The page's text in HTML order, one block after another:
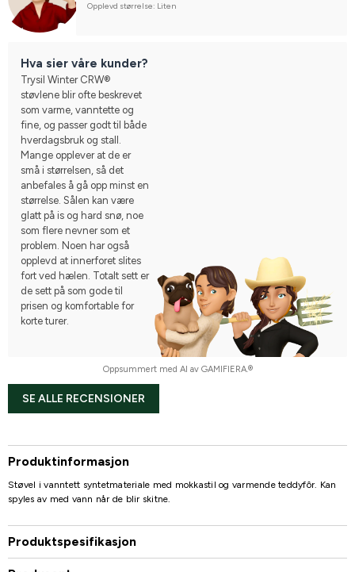
Opplevd størrelse: Liten
Hva sier våre kunder?
Trysil Winter CRW®
støvlene blir ofte beskrevet
som varme, vanntette og
fine, og passer godt til både
hverdagsbruk og stall.
Mange opplever at de er
små i størrelsen, så det
anbefales å gå opp minst en
størrelse. Sålen kan være
glatt på is og hard snø, noe
som flere nevner som et
problem. Noen har også
opplevd at innerforet slites
fort ved hælen. Totalt sett er
de sett på som gode til
prisen og komfortable for
korte turer.
Oppsummert med AI av GAMIFIERA.®
SE ALLE RECENSIONER
Produktinformasjon
Støvel i vanntett syntetmateriale med mokkastil og varmende teddyfôr. Kan
spyles av med vann når de blir skitne.
Produktspesifikasjon